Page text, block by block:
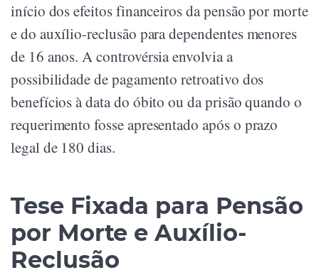
início dos efeitos financeiros da pensão por morte
e do auxílio-reclusão para dependentes menores
de 16 anos. A controvérsia envolvia a
possibilidade de pagamento retroativo dos
benefícios à data do óbito ou da prisão quando o
requerimento fosse apresentado após o prazo
legal de 180 dias.
Tese Fixada para Pensão
por Morte e Auxílio-
Reclusão